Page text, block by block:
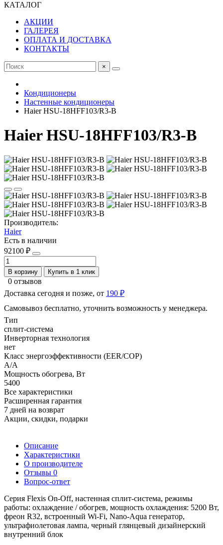
КАТАЛОГ
АКЦИИ
ГАЛЕРЕЯ
ОПЛАТА И ДОСТАВКА
КОНТАКТЫ
×
Кондиционеры
Настенные кондиционеры
Haier HSU-18HFF103/R3-B
Haier HSU-18HFF103/R3-B
Производитель:
Haier
Есть в наличии
92100 ₽
В корзину Купить в 1 клик
0 отзывов
Доставка сегодня и позже, от 190 ₽
Самовывоз бесплатно, уточнить возможность у менеджера.
Тип
сплит-система
Инверторная технология
нет
Класс энергоэффективности (EER/COP)
A/A
Мощность обогрева, Вт
5400
Все характеристики
Расширенная гарантия
7 дней на возврат
Акции, скидки, подарки
Описание
Характеристики
О производителе
Отзывы 0
Вопрос-ответ
Серия Flexis On-Off, настенная сплит-система, режимы
работы: охлаждение / обогрев, мощность охлаждения: 5200 Вт,
фреон R32, встроенный Wi-Fi, Nano-Aqua генератор,
ультрафиолетовая лампа, черный глянцевый дизайнерский
внутренний блок